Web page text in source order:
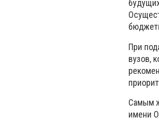
При
вузов,
Самым
имени